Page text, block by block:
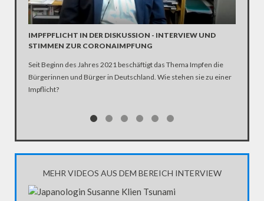
IMPFPFLICHT IN DER DISKUSSION - INTERVIEW UND
STIMMEN ZUR CORONAIMPFUNG
Seit Beginn des Jahres 2021 beschäftigt das Thema Impfen die
Bürgerinnen und Bürger in Deutschland. Wie stehen sie zu einer
Impflicht?
MEHR VIDEOS AUS DEM BEREICH INTERVIEW